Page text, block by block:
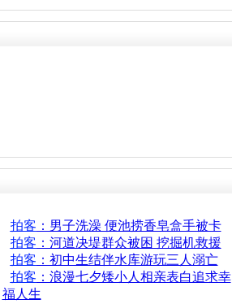
拍客 ：男子洗澡 便池捞香皂盒手被卡
拍客 ：河道决堤群众被困 挖掘机救援
拍客 ：初中生结伴水库游玩三人溺亡
拍客 ：浪漫七夕矮小人相亲表白追求幸
福人生